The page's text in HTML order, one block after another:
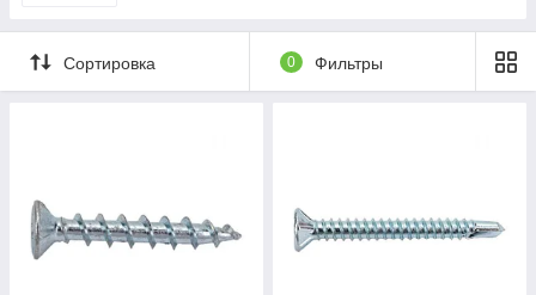
Сортировка 0 Фильтры